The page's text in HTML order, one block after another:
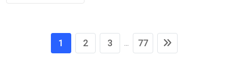
1 2 3 ... 77